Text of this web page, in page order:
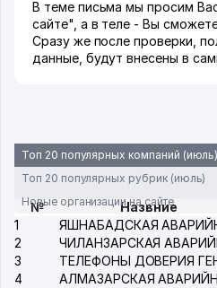
В теме письма мы просим
сайте", а в теле - Вы
Сразу же после проверки,
данные, будут внесены в
Топ 20 популярных компаний (июль)
Топ 20 популярных рубрик (июль)
Новые организации на сайте
№
Назвние
1
2
3
4